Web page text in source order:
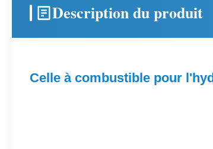
Description du produit
Celle à combustible pour